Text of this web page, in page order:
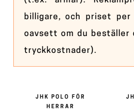
billigare, och priset per
oavsett om du beställer
tryckkostnader).
JHK POLO FÖR
HERRAR